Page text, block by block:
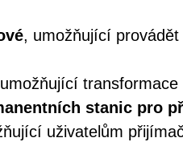
, umožňující
transformace
stanic pro
uživatelům